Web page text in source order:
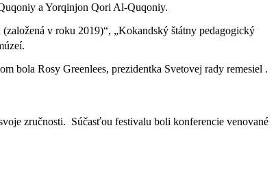
a Yorqinjon Qori Al-Quqoniy.
v roku 2019)“, „Kokandský štátny pedagogický
bola Rosy Greenlees, prezidentka Svetovej rady remesiel .
zručnosti. Súčasťou festivalu boli konferencie venované